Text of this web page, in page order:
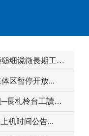
期工讀生(圖書館)...
区暂停开放...
台工讀生3名🦅...
机时间公告...